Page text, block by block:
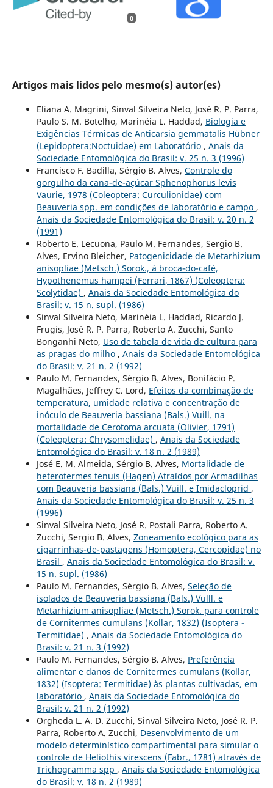
0
Artigos mais lidos pelo mesmo(s) autor(es)
Eliana A. Magrini, Sinval Silveira Neto, José R. P. Parra,
Paulo S. M. Botelho, Marinéia L. Haddad, Biologia e
Exigências Térmicas de Anticarsia gemmatalis Hübner
(Lepidoptera:Noctuidae) em Laboratório , Anais da
Sociedade Entomológica do Brasil: v. 25 n. 3 (1996)
Francisco F. Badilla, Sérgio B. Alves, Controle do
gorgulho da cana-de-açúcar Sphenophorus levis
Vaurie, 1978 (Coleoptera: Curculionidae) com
Beauveria spp. em condições de laboratório e campo ,
Anais da Sociedade Entomológica do Brasil: v. 20 n. 2
(1991)
Roberto E. Lecuona, Paulo M. Fernandes, Sergio B.
Alves, Ervino Bleicher, Patogenicidade de Metarhizium
anisopliae (Metsch.) Sorok., à broca-do-café,
Hypothenemus hampei (Ferrari, 1867) (Coleoptera:
Scolytidae) , Anais da Sociedade Entomológica do
Brasil: v. 15 n. supl. (1986)
Sinval Silveira Neto, Marinéia L. Haddad, Ricardo J.
Frugis, José R. P. Parra, Roberto A. Zucchi, Santo
Bonganhi Neto, Uso de tabela de vida de cultura para
as pragas do milho , Anais da Sociedade Entomológica
do Brasil: v. 21 n. 2 (1992)
Paulo M. Fernandes, Sérgio B. Alves, Bonifácio P.
Magalhães, Jeffrey C. Lord, Efeitos da combinação de
temperatura, umidade relativa e concentração de
inóculo de Beauveria bassiana (Bals.) Vuill. na
mortalidade de Cerotoma arcuata (Olivier, 1791)
(Coleoptera: Chrysomelidae) , Anais da Sociedade
Entomológica do Brasil: v. 18 n. 2 (1989)
José E. M. Almeida, Sérgio B. Alves, Mortalidade de
heterotermes tenuis (Hagen) Atraídos por Armadilhas
com Beauveria bassiana (Bals.) Vuill. e Imidacloprid ,
Anais da Sociedade Entomológica do Brasil: v. 25 n. 3
(1996)
Sinval Silveira Neto, José R. Postali Parra, Roberto A.
Zucchi, Sergio B. Alves, Zoneamento ecológico para as
cigarrinhas-de-pastagens (Homoptera, Cercopidae) no
Brasil , Anais da Sociedade Entomológica do Brasil: v.
15 n. supl. (1986)
Paulo M. Fernandes, Sérgio B. Alves, Seleção de
isolados de Beauveria bassiana (Bals.) Vulll. e
Metarhizium anisopliae (Metsch.) Sorok. para controle
de Cornitermes cumulans (Kollar, 1832) (Isoptera -
Termitidae) , Anais da Sociedade Entomológica do
Brasil: v. 21 n. 3 (1992)
Paulo M. Fernandes, Sérgio B. Alves, Preferência
alimentar e danos de Cornitermes cumulans (Kollar,
1832) (Isoptera: Termitidae) às plantas cultivadas, em
laboratório , Anais da Sociedade Entomológica do
Brasil: v. 21 n. 2 (1992)
Orgheda L. A. D. Zucchi, Sinval Silveira Neto, José R. P.
Parra, Roberto A. Zucchi, Desenvolvimento de um
modelo determinístico compartimental para simular o
controle de Heliothis virescens (Fabr., 1781) através de
Trichogramma spp , Anais da Sociedade Entomológica
do Brasil: v. 18 n. 2 (1989)